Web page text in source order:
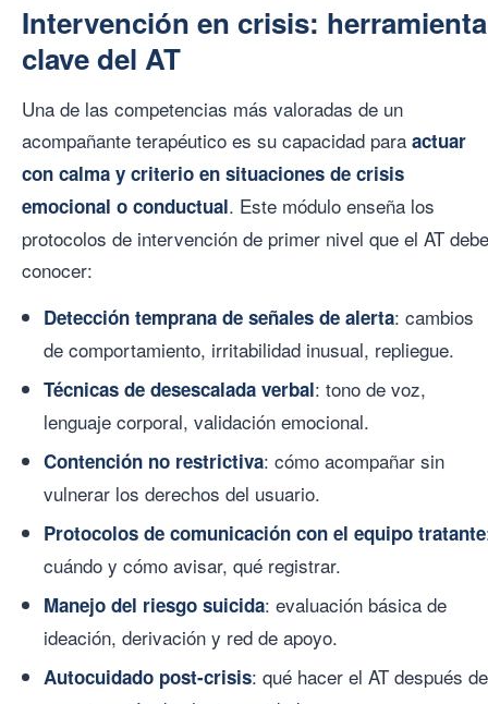
Intervención en crisis: herramienta
clave del AT
Una de las competencias más valoradas de un
acompañante terapéutico es su capacidad para actuar
con calma y criterio en situaciones de crisis
emocional o conductual. Este módulo enseña los
protocolos de intervención de primer nivel que el AT debe
conocer:
Detección temprana de señales de alerta: cambios
de comportamiento, irritabilidad inusual, repliegue.
Técnicas de desescalada verbal: tono de voz,
lenguaje corporal, validación emocional.
Contención no restrictiva: cómo acompañar sin
vulnerar los derechos del usuario.
Protocolos de comunicación con el equipo tratante
cuándo y cómo avisar, qué registrar.
Manejo del riesgo suicida: evaluación básica de
ideación, derivación y red de apoyo.
Autocuidado post-crisis: qué hacer el AT después de